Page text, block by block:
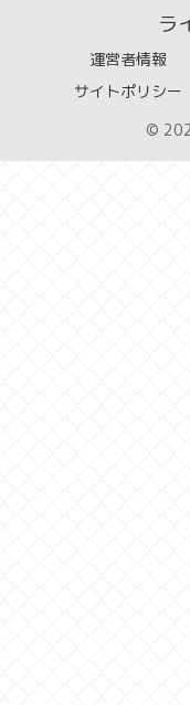
ラ
運営者情報
サイトポリシー
©